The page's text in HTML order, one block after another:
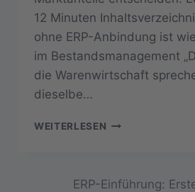
12 Minuten
ohne ERP-Anbindung ist
im Bestandsmanagement
die Warenwirtschaft
dieselbe…
WEITERLESEN IHRE
ERP
ERP-Einführung: